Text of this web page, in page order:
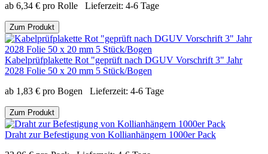
ab 6,34 € pro Rolle Lieferzeit: 4-6 Tage
Zum Produkt
Kabelprüfplakette Rot "geprüft nach DGUV Vorschrift 3" Jahr
2028 Folie 50 x 20 mm 5 Stück/Bogen
ab 1,83 € pro Bogen Lieferzeit: 4-6 Tage
Zum Produkt
Draht zur Befestigung von Kollianhängern 1000er Pack